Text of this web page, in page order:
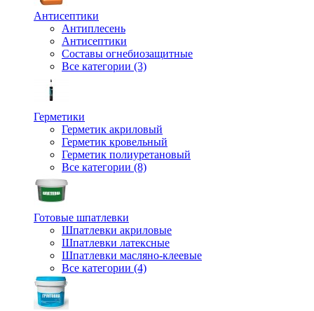
Антисептики
Антиплесень
Антисептики
Составы огнебиозащитные
Все категории (3)
Герметики
Герметик акриловый
Герметик кровельный
Герметик полиуретановый
Все категории (8)
Готовые шпатлевки
Шпатлевки акриловые
Шпатлевки латексные
Шпатлевки масляно-клеевые
Все категории (4)